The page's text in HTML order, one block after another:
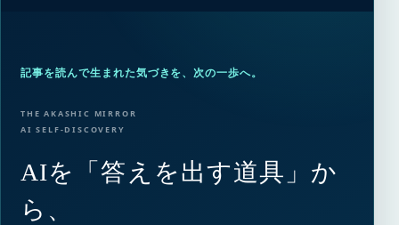
記事を読んで生まれた気づきを、次の一歩へ。
THE AKASHIC MIRROR
AI SELF-DISCOVERY
AIを「答えを出す道具」か
ら、